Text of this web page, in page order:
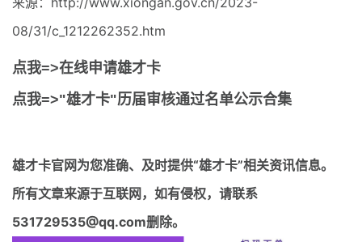
08/31/c_1212262352.htm
点我=>在线申请雄才卡
点我=>"雄才卡"历届审核通过名单公示合集
雄才卡官网为您准确、及时提供“雄才卡”相关资讯信息。
所有文章来源于互联网，如有侵权，请联系
531729535@qq.com删除。